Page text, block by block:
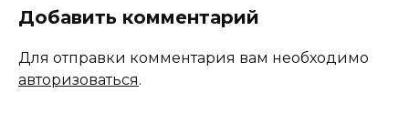
Добавить комментарий
Для отправки комментария вам необходимо
авторизоваться.